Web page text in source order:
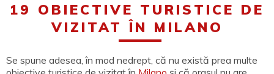
19 OBIECTIVE TURISTICE DE
VIZITAT ÎN MILANO
Se spune adesea, în mod nedrept, că nu există prea multe